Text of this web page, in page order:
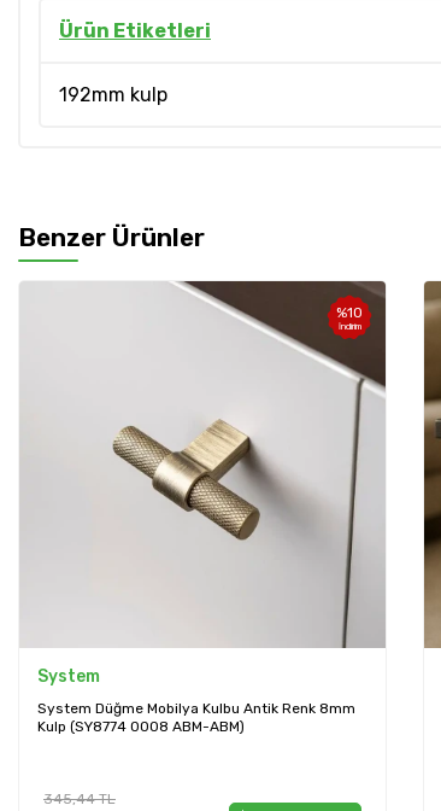
Ürün Etiketleri
192mm kulp
Benzer Ürünler
%10
İndirim
System
System Düğme Mobilya Kulbu Antik Renk 8mm
Kulp (SY8774 0008 ABM-ABM)
345,44TL